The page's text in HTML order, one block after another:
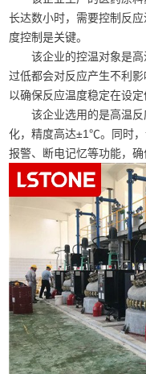
长达数小时，需要控制反
度控制是关键。
该企业的控温对象是
过低都会对反应产生不利
以确保反应温度稳定在设定
该企业选用的是高温
化，精度高达±1℃。同时
报警、断电记忆等功能，确